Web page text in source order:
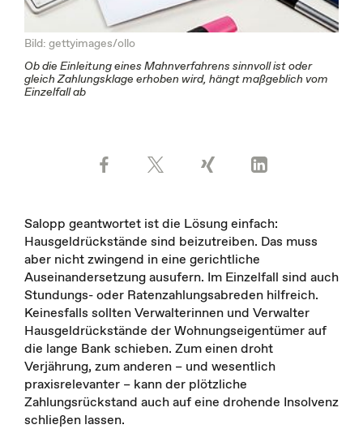
Bild: gettyimages/ollo
Ob die Einleitung eines Mahnverfahrens sinnvoll ist oder
gleich Zahlungsklage erhoben wird, hängt maßgeblich vom
Einzelfall ab
Salopp geantwortet ist die Lösung einfach:
Hausgeldrückstände sind beizutreiben. Das muss
aber nicht zwingend in eine gerichtliche
Auseinandersetzung ausufern. Im Einzelfall sind auch
Stundungs- oder Ratenzahlungsabreden hilfreich.
Keinesfalls sollten Verwalterinnen und Verwalter
Hausgeldrückstände der Wohnungseigentümer auf
die lange Bank schieben. Zum einen droht
Verjährung, zum anderen – und wesentlich
praxisrelevanter – kann der plötzliche
Zahlungsrückstand auch auf eine drohende Insolvenz
schließen lassen.